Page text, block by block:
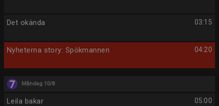
03:15
Det okända
04:20
Nyheterna story: Spökmannen
Måndag 10/8
05:00
Leila bakar